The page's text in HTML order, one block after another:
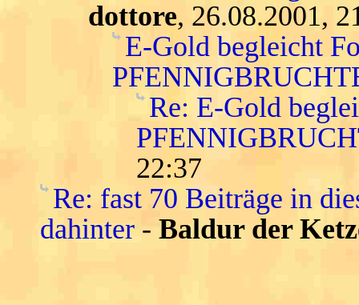
dottore, 26.08.2001,
E-Gold begleicht
Re: E-Gold
22:37
Re: fast 70 Beiträge in
dahinter - Baldur der